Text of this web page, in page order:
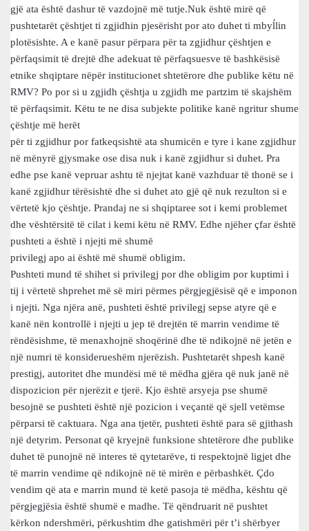
gjë ata është dashur të vazdojnë më tutje.Nuk është mirë që
pushtetarët çështjet ti zgjidhin pjesërisht por ato duhet ti mbyĺlin
plotësishte. A e kanë pasur përpara për ta zgjidhur çështjen e
përfaqsimit të drejtë dhe adekuat të përfaqsuesve të bashkësisë
etnike shqiptare nëpër institucionet shtetërore dhe publike këtu në
RMV? Po por si u zgjidh çështja u zgjidh me partzim të skajshëm
të përfaqsimit. Këtu te ne disa subjekte politike kanë ngritur shume
çështje më herët
për ti zgjidhur por fatkeqsishtë ata shumicën e tyre i kane zgjidhur
në mënyrë gjysmake ose disa nuk i kanë zgjidhur si duhet. Pra
edhe pse kanë vepruar ashtu të njejtat kanë vazhduar të thonë se i
kanë zgjidhur tërësishtë dhe si duhet ato gjë që nuk rezulton si e
vërtetë kjo çështje. Prandaj ne si shqiptaree sot i kemi problemet
dhe vështërsitë të cilat i kemi këtu në RMV. Edhe njëher çfar është
pushteti a është i njejti më shumë
privilegj apo ai është më shumë obligim.
Pushteti mund të shihet si privilegj por dhe obligim por kuptimi i
tij i vërtetë shprehet më së miri përmes përgjegjësisë që e imponon
i njejti. Nga njëra anë, pushteti është privilegj sepse atyre që e
kanë nën kontrollë i njejti u jep të drejtën të marrin vendime të
rëndësishme, të menaxhojnë shoqërinë dhe të ndikojnë në jetën e
një numri të konsiderueshëm njerëzish. Pushtetarët shpesh kanë
prestigj, autoritet dhe mundësi më të mëdha gjëra që nuk janë në
dispozicion për njerëzit e tjerë. Kjo është arsyeja pse shumë
besojnë se pushteti është një pozicion i veçantë që sjell vetëmse
përparsi të caktuara. Nga ana tjetër, pushteti është para së gjithash
një detyrim. Personat që kryejnë funksione shtetërore dhe publike
duhet të punojnë në interes të qytetarëve, ti respektojnë ligjet dhe
të marrin vendime që ndikojnë në të mirën e përbashkët. Çdo
vendim që ata e marrin mund të ketë pasoja të mëdha, kështu që
përgjegjësia është shumë e madhe. Të qëndruarit në pushtet
kërkon ndershmëri, përkushtim dhe gatishmëri për t’i shërbyer